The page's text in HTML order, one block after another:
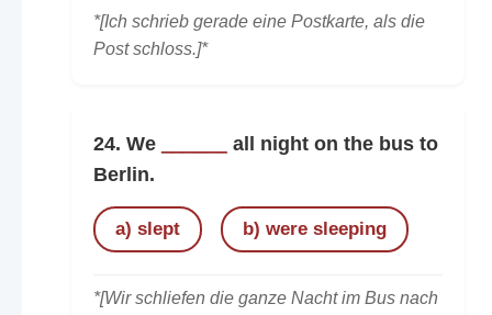
*[Ich schrieb gerade eine Postkarte, als die
Post schloss.]*
24. We
all night on the bus to
Berlin.
a) slept b) were sleeping
*[Wir schliefen die ganze Nacht im Bus nach